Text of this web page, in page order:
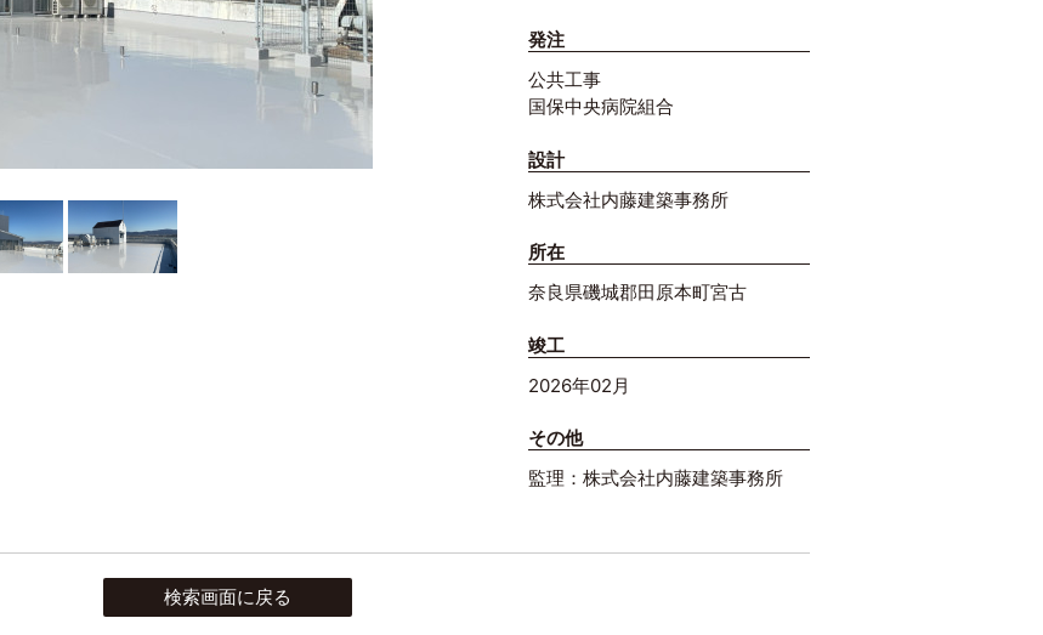
発注
公共工事
国保中央病院組合
設計
株式会社内藤建築事務所
所在
奈良県磯城郡田原本町宮古
竣工
2026年02月
その他
監理：株式会社内藤建築事務所
検索画面に戻る